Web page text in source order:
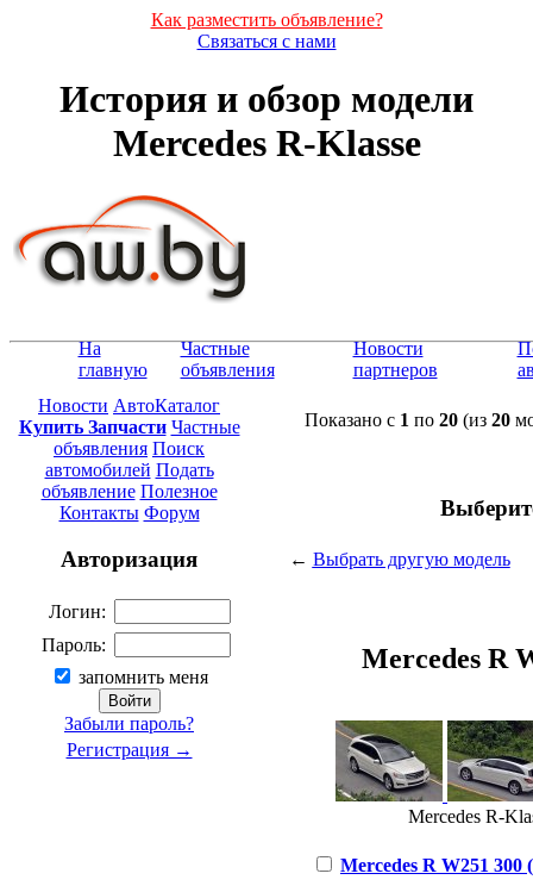
Как разместить объявление?
Связаться с нами
История и обзор модели
Mercedes R-Klasse
На
главную
Частные
объявления
Новости
партнеров
Новости АвтоКаталог
Купить Запчасти Частные
объявления Поиск
автомобилей Подать
объявление Полезное
Контакты Форум
Авторизация
Логин:
Пароль:
запомнить меня
Забыли пароль?
Регистрация →
Показано с 1 по 20(из 20
← Выбрать другую модель
Mercedes R
Mercedes R-
Mercedes R W251 300